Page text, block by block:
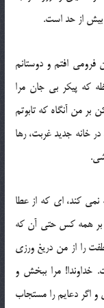
بیش از حد است.
فرومی افتم و دوستانم
که پیکر بی جان مرا
بر من آنگاه که تابوتم
خانه جدید غربت، رها
کند، ای که از عطا
بر همه کس حتی آن که
را از من دریغ ورزی
خداوندا! مرا ببخش و
و اگر دعایم را مستجاب